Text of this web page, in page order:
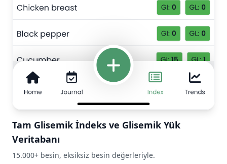
Tam Glisemik İndeks ve Glisemik Yük
Veritabanı
15.000+ besin, eksiksiz besin değerleriyle.